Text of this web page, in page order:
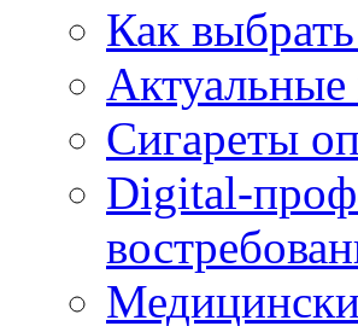
Как
Актуальные
Сигареты
Digital-